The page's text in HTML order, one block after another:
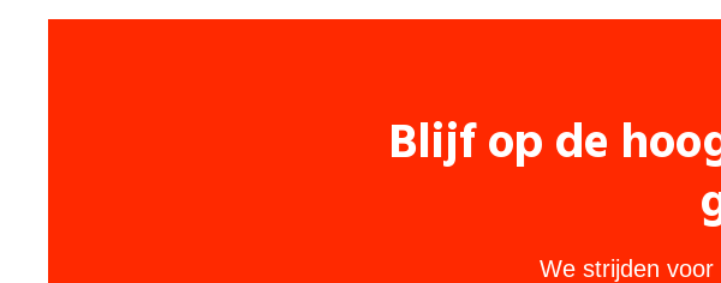
Blijf op de
We strijden voor